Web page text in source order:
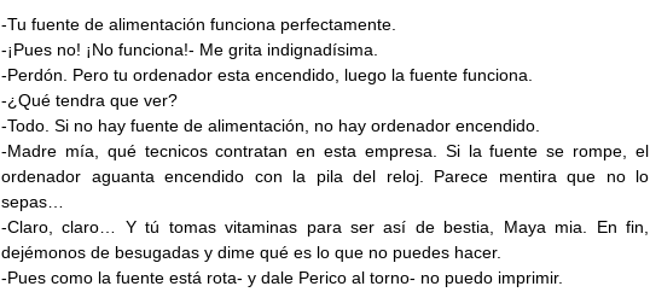
-Tu fuente de alimentación funciona perfectamente.
-¡Pues no! ¡No funciona!- Me grita indignadísima.
-Perdón. Pero tu ordenador esta encendido, luego la fuente funciona.
-¿Qué tendra que ver?
-Todo. Si no hay fuente de alimentación, no hay ordenador encendido.
-Madre mía, qué tecnicos contratan en esta empresa. Si la fuente se rompe, el
ordenador aguanta encendido con la pila del reloj. Parece mentira que no lo
sepas…
-Claro, claro… Y tú tomas vitaminas para ser así de bestia, Maya mia. En fin,
dejémonos de besugadas y dime qué es lo que no puedes hacer.
-Pues como la fuente está rota- y dale Perico al torno- no puedo imprimir.